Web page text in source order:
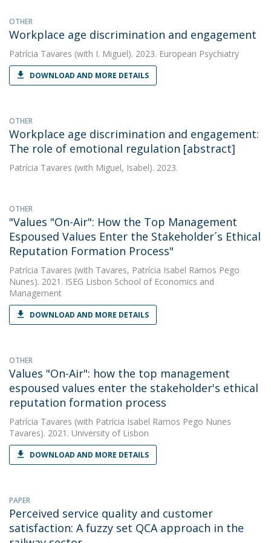
OTHER
Workplace age discrimination and engagement
Patrícia Tavares (with I. Miguel). 2023. European Psychiatry
DOWNLOAD AND MORE DETAILS
OTHER
Workplace age discrimination and engagement:
The role of emotional regulation [abstract]
Patrícia Tavares (with Miguel, Isabel). 2023.
OTHER
"Values "On-Air": How the Top Management
Espoused Values Enter the Stakeholder´s Ethical
Reputation Formation Process"
Patrícia Tavares (with Tavares, Patrícia Isabel Ramos Pego
Nunes). 2021. ISEG Lisbon School of Economics and
Management
DOWNLOAD AND MORE DETAILS
OTHER
Values "On-Air": how the top management
espoused values enter the stakeholder's ethical
reputation formation process
Patrícia Tavares (with Patrícia Isabel Ramos Pego Nunes
Tavares). 2021. University of Lisbon
DOWNLOAD AND MORE DETAILS
PAPER
Perceived service quality and customer
satisfaction: A fuzzy set QCA approach in the